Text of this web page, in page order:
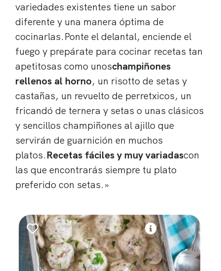
variedades existentes tiene un sabor
diferente y una manera óptima de
cocinarlas.Ponte el delantal, enciende el
fuego y prepárate para cocinar recetas tan
apetitosas como unoschampiñones
rellenos al horno, un risotto de setas y
castañas, un revuelto de perretxicos, un
fricandó de ternera y setas o unas clásicos
y sencillos champiñones al ajillo que
servirán de guarnición en muchos
platos. Recetas fáciles y muy variadascon
las que encontrarás siempre tu plato
preferido con setas.»